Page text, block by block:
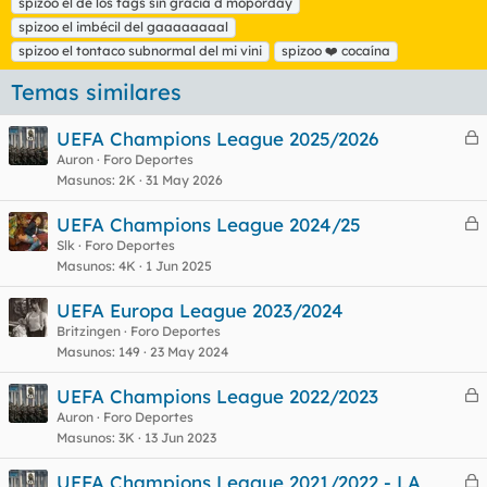
s
spizoo el imbécil del gaaaaaaaal
spizoo el tontaco subnormal del mi vini
spizoo ❤️ cocaína
Temas similares
C
r
a
UEFA Champions League 2025/2026
Auron
Foro Deportes
Masunos 2K 31 May 2026
C
r
UEFA Champions League 2024/25
Slk
Foro Deportes
Masunos 4K 1 Jun 2025
UEFA Europa League 2023/2024
Britzingen
Foro Deportes
Masunos 149 23 May 2024
C
r
UEFA Champions League 2022/2023
Auron
Foro Deportes
Masunos 3K 13 Jun 2023
C
UEFA Champions League 2021/2022 - LA